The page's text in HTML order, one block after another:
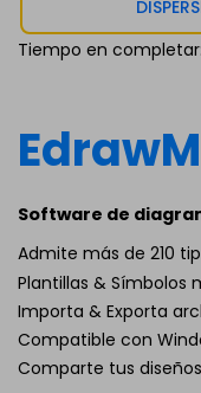
Tiempo en
Software de
Admite más de 210
Plantillas & Símbolos
Importa & Exporta
Compatible con
Comparte tus